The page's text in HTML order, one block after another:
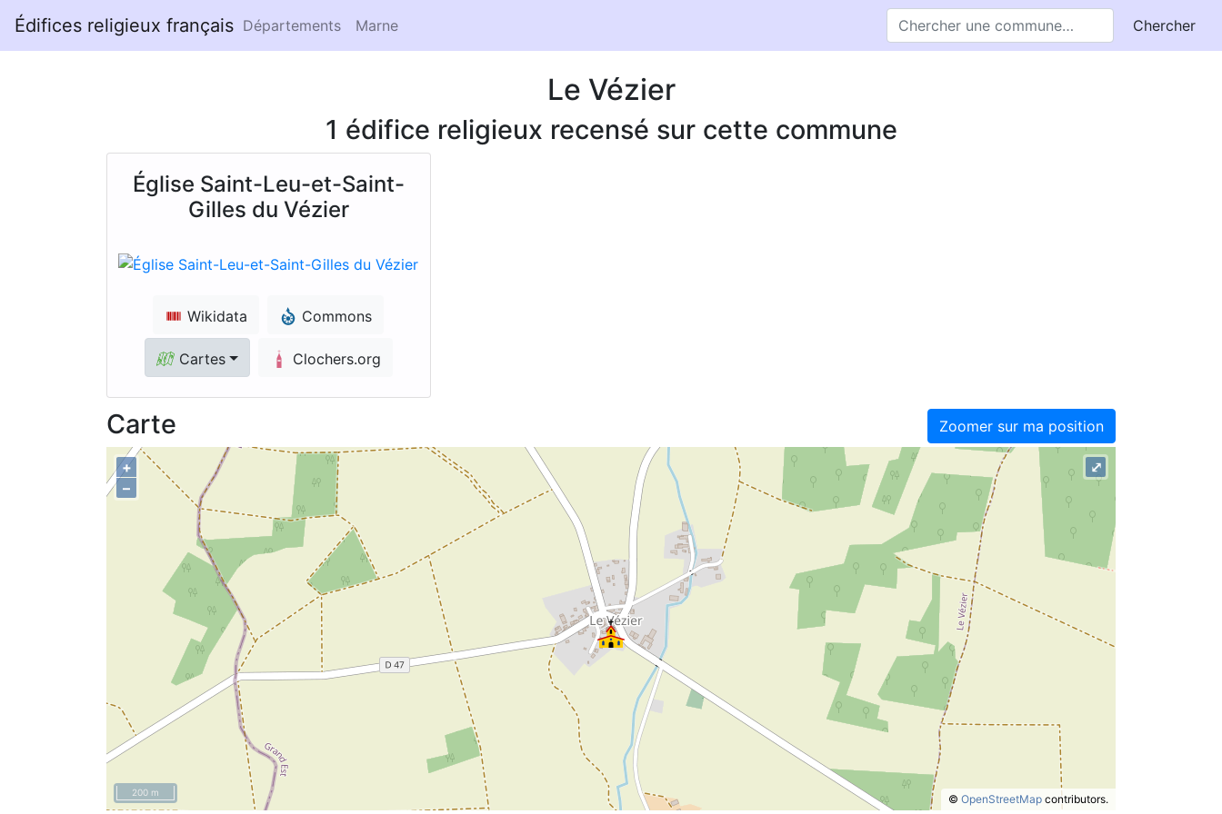
Édifices religieux français Départements Marne Chercher
Le Vézier
1 édifice religieux recensé sur cette commune
Église Saint-Leu-et-Saint-
Gilles du Vézier
Wikidata Commons
Cartes Clochers.org
Zoomer sur ma position
Carte
+
–
© OpenStreetMap contributors.
⤢
200 m